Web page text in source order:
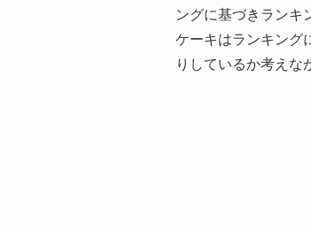
ングに基づきランキ
ケーキはランキング
りしているか考えな